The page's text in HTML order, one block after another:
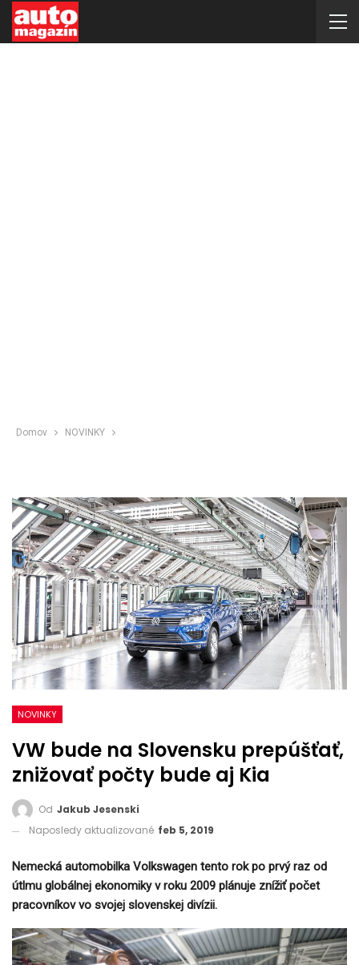
Domov NOVINKY
NOVINKY
VW bude na Slovensku prepúšťať,
znižovať počty bude aj Kia
Od Jakub Jesenski
Naposledy aktualizované feb 5, 2019
Nemecká automobilka Volkswagen tento rok po prvý raz od
útlmu globálnej ekonomiky v roku 2009 plánuje znížiť počet
pracovníkov vo svojej slovenskej divízii.